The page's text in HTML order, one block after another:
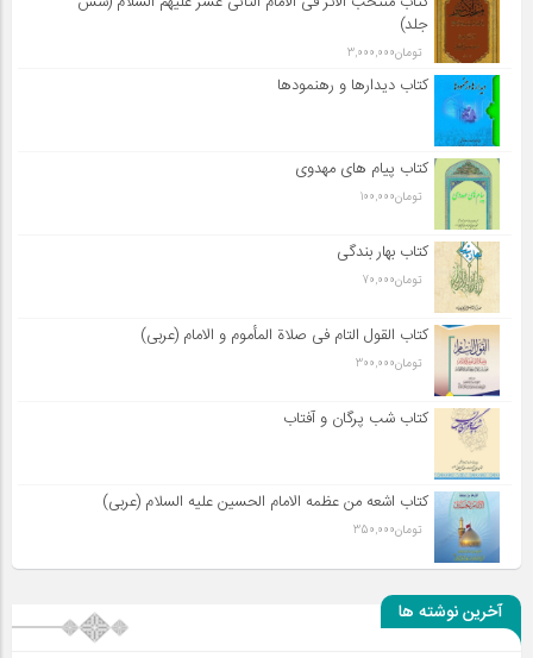
جلد)
تومان3,000,000
کتاب دیدارها و رهنمودها
کتاب پیام های مهدوی
تومان100,000
کتاب بهار بندگی
تومان70,000
کتاب القول التام فی صلاة المأموم و الامام (عربی)
تومان300,000
کتاب شب پرگان و آفتاب
کتاب اشعه من عظمه الامام الحسین علیه السلام (عربی)
تومان350,000
آخرین نوشته ها